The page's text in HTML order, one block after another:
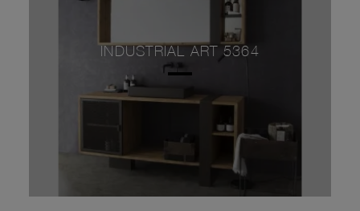
INDUSTRIAL ART 5364